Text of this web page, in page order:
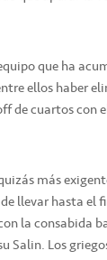
que ha
ellos haber
de cuartos con
más
llevar hasta el
la consabida
Salin. Los